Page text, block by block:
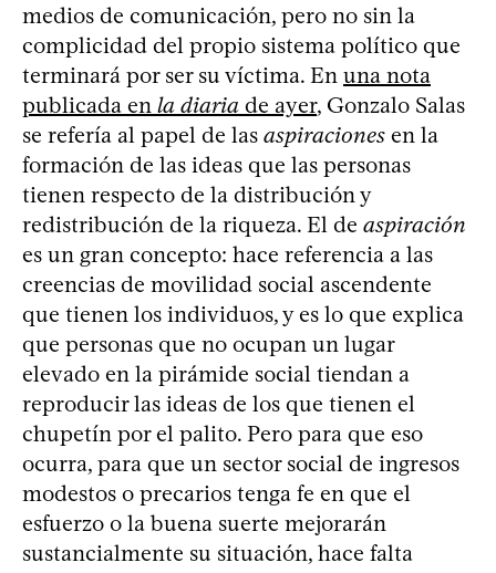
medios de comunicación, pero no sin la
complicidad del propio sistema político que
terminará por ser su víctima. En una nota
publicada en la diaria de ayer, Gonzalo Salas
se refería al papel de las aspiraciones en la
formación de las ideas que las personas
tienen respecto de la distribución y
redistribución de la riqueza. El de aspiración
es un gran concepto: hace referencia a las
creencias de movilidad social ascendente
que tienen los individuos, y es lo que explica
que personas que no ocupan un lugar
elevado en la pirámide social tiendan a
reproducir las ideas de los que tienen el
chupetín por el palito. Pero para que eso
ocurra, para que un sector social de ingresos
modestos o precarios tenga fe en que el
esfuerzo o la buena suerte mejorarán
sustancialmente su situación, hace falta